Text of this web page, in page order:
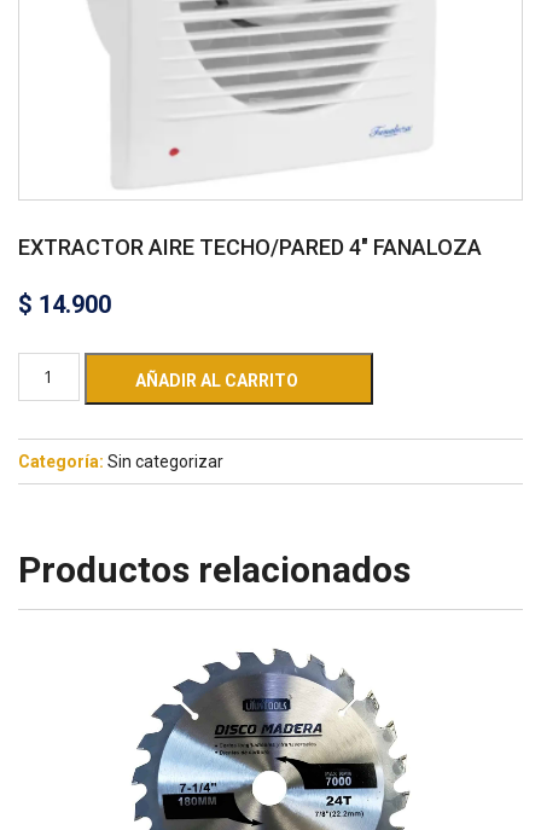
EXTRACTOR AIRE TECHO/PARED 4″ FANALOZA
$ 14.900
AÑADIR AL CARRITO
Categoría: Sin categorizar
Productos relacionados